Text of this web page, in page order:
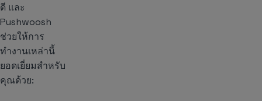
ดี และ
Pushwoosh
ช่วยให้การ
ทำงานเหล่านี้
ยอดเยี่ยมสำหรับ
คุณด้วย: